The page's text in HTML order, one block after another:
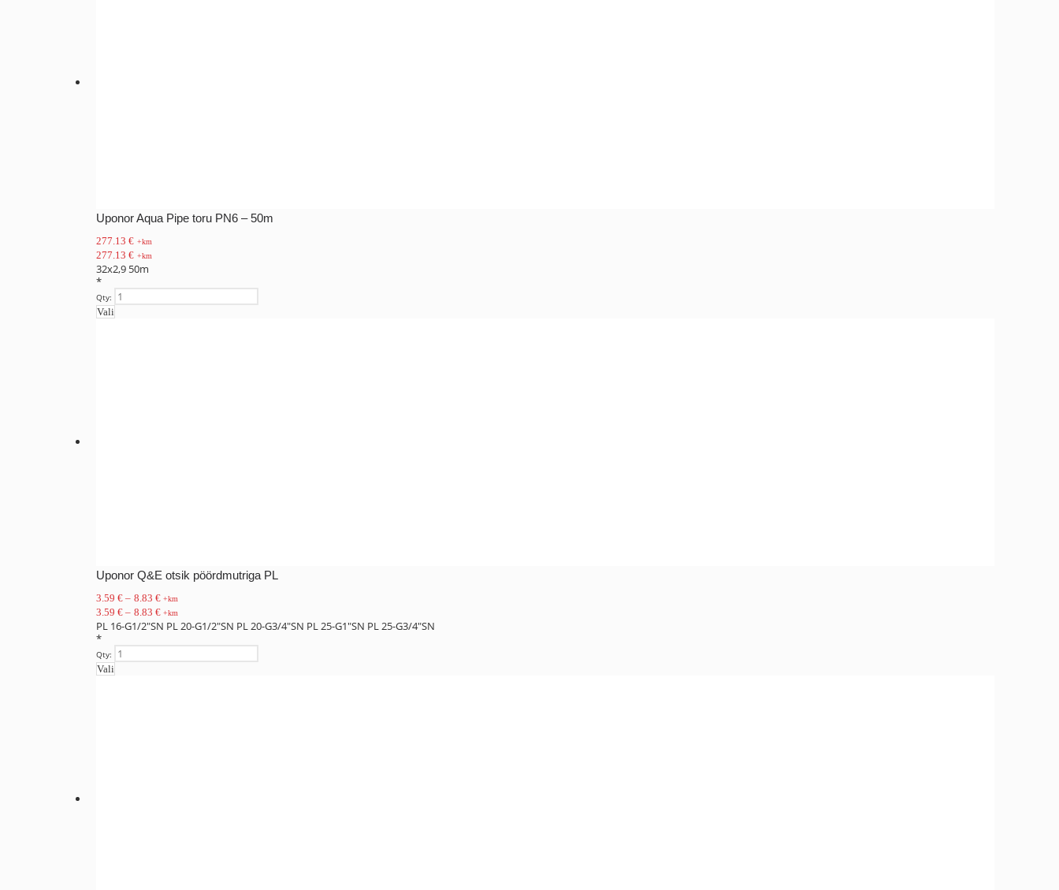
Uponor Aqua Pipe toru PN6 – 50m
277.13€ +km
277.13€ +km
32x2,9 50m
*
Qty:
Vali
Uponor Q&E otsik pöördmutriga PL
3.59€ – 8.83 € +km
3.59€ – 8.83 € +km
PL 16-G1/2"SN PL 20-G1/2"SN PL 20-G3/4"SN PL 25-G1"SN PL 25-G3/4"SN
*
Qty:
Vali